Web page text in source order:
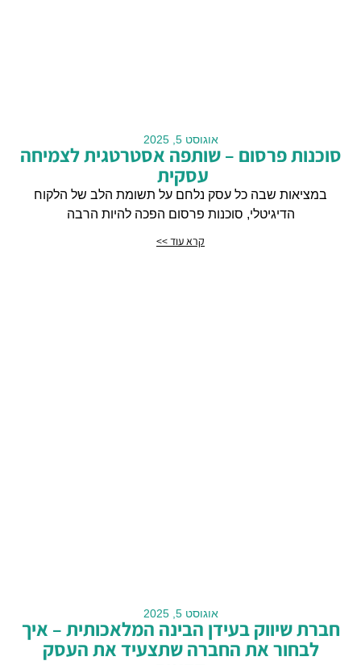
אוגוסט 5, 2025
סוכנות פרסום – שותפה אסטרטגית לצמיחה
עסקית
במציאות שבה כל עסק נלחם על תשומת הלב של הלקוח
הדיגיטלי, סוכנות פרסום הפכה להיות הרבה
קרא עוד >>
אוגוסט 5, 2025
חברת שיווק בעידן הבינה המלאכותית – איך
לבחור את החברה שתצעיד את העסק